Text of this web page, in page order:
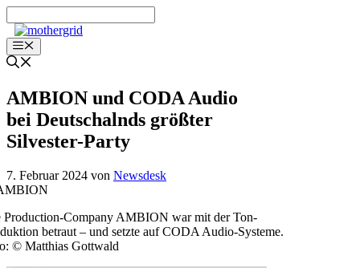
Inhalt
springenMenü
AMBION und CODA Audio
bei Deutschalnds größter
Silvester-Party
7. Februar 2024 von Newsdesk
Production-Company AMBION war mit der Ton-
betraut – und setzte auf CODA Audio-Systeme.
© Matthias Gottwald